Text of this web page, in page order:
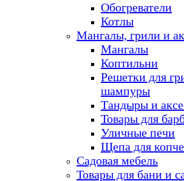
Обогреватели
Котлы
Мангалы, грили и
Мангалы
Коптильни
Решетки для
шампуры
Тандыры и
Товары для
Уличные печи
Щепа для
Садовая мебель
Товары для бани и